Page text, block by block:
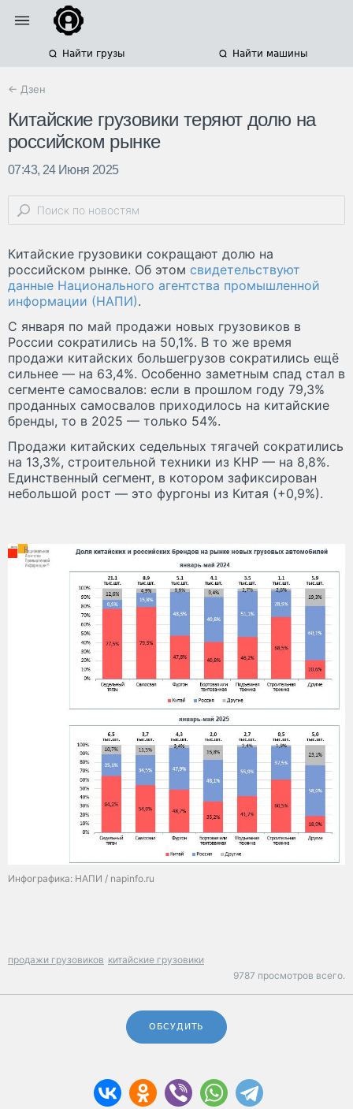
Найти грузы Найти машины
← Дзен
Китайские грузовики теряют долю на
российском рынке
07:43, 24 Июня 2025
Китайские грузовики сокращают долю на
российском рынке. Об этом свидетельствуют
данные Национального агентства промышленной
информации (НАПИ).
С января по май продажи новых грузовиков в
России сократились на 50,1%. В то же время
продажи китайских большегрузов сократились ещё
сильнее — на 63,4%. Особенно заметным спад стал в
сегменте самосвалов: если в прошлом году 79,3%
проданных самосвалов приходилось на китайские
бренды, то в 2025 — только 54%.
Продажи китайских седельных тягачей сократились
на 13,3%, строительной техники из КНР — на 8,8%.
Единственный сегмент, в котором зафиксирован
небольшой рост — это фургоны из Китая (+0,9%).
Инфографика: НАПИ / napinfo.ru
продажи грузовиков китайские грузовики
9787 просмотров всего.
ОБСУДИТЬ